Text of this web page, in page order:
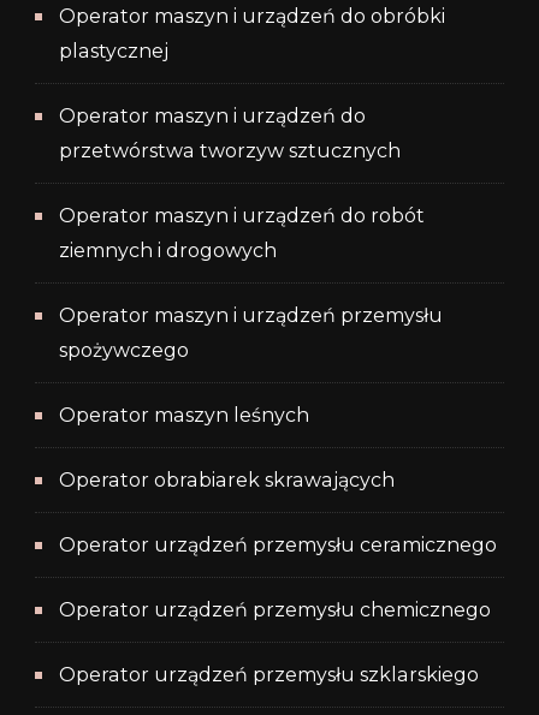
Operator maszyn i urządzeń do obróbki
plastycznej
Operator maszyn i urządzeń do
przetwórstwa tworzyw sztucznych
Operator maszyn i urządzeń do robót
ziemnych i drogowych
Operator maszyn i urządzeń przemysłu
spożywczego
Operator maszyn leśnych
Operator obrabiarek skrawających
Operator urządzeń przemysłu ceramicznego
Operator urządzeń przemysłu chemicznego
Operator urządzeń przemysłu szklarskiego